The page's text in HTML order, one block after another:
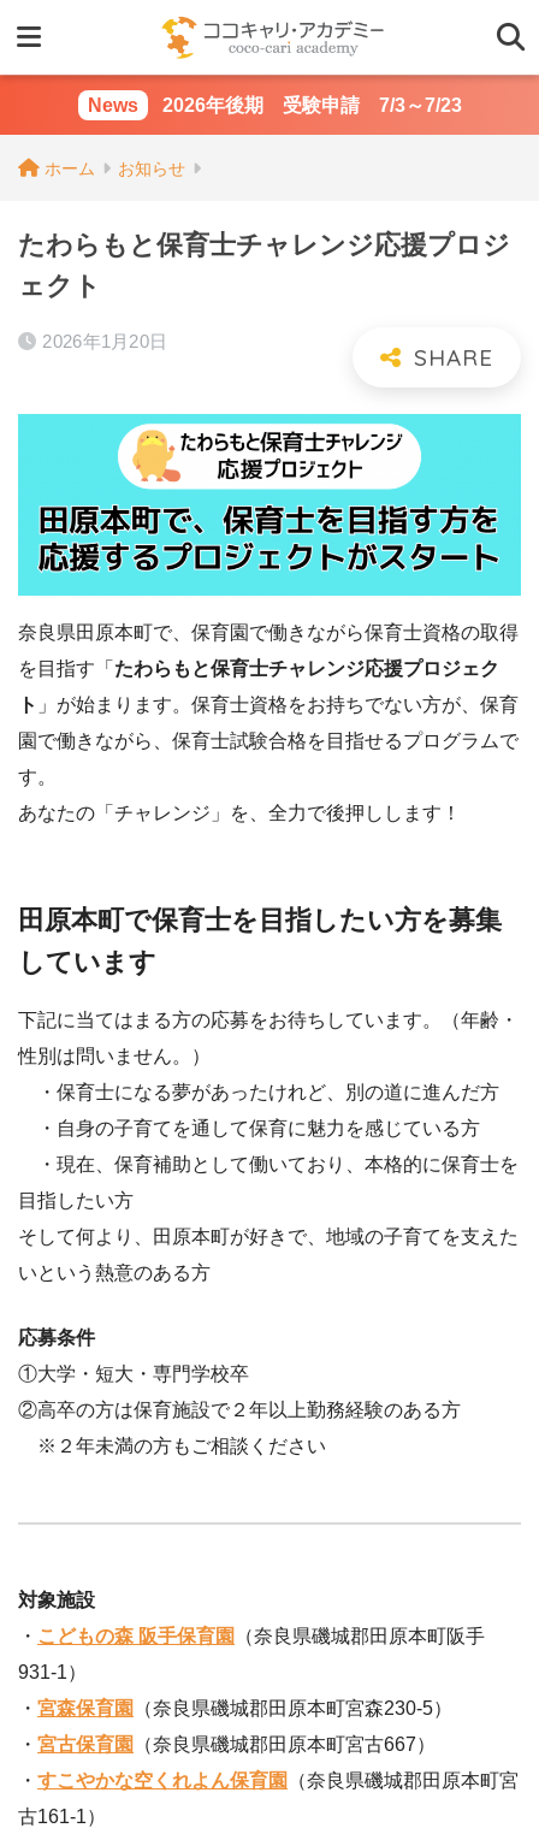
2026年後期 受験申請 7/3～7/23
ホーム お知らせ
たわらもと保育士チャレンジ応援プロジ
ェクト
2026年1月20日
奈良県田原本町で、保育園で働きながら保育士資格の取得
を目指す「 たわらもと保育士チャレンジ応援プロジェク
ト 」が始まります。保育士資格をお持ちでない方が、保育
園で働きながら、保育士試験合格を目指せるプログラムで
す。
あなたの「チャレンジ」を、全力で後押しします！
田原本町で保育士を目指したい方を募集
しています
下記に当てはまる方の応募をお待ちしています。（年齢・
性別は問いません。）
・保育士になる夢があったけれど、別の道に進んだ方
・自身の子育てを通して保育に魅力を感じている方
・現在、保育補助として働いており、本格的に保育士を
目指したい方
そして何より、田原本町が好きで、地域の子育てを支えた
いという熱意のある方
応募条件
①大学・短大・専門学校卒
②高卒の方は保育施設で２年以上勤務経験のある方
※２年未満の方もご相談ください
対象施設
・ こどもの森 阪手保育園
（奈良県磯城郡田原本町阪手
931-1）
・ 宮森保育園
（奈良県磯城郡田原本町宮森230-5）
・ 宮古保育園
（奈良県磯城郡田原本町宮古667）
・ すこやかな空くれよん保育園
（奈良県磯城郡田原本町宮
古161-1）